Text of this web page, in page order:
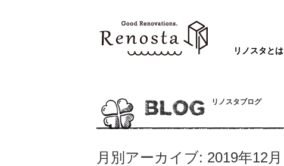
リノスタとは
BLOG リノスタブログ
月別アーカイブ: 2019年12月